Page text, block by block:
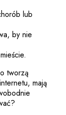
lub
by nie
tworzą
mają